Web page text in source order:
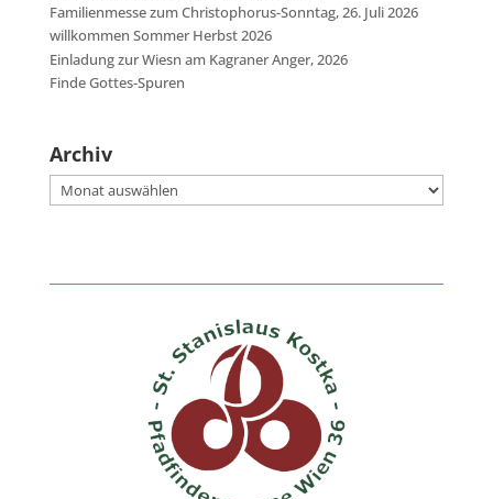
Familienmesse zum Christophorus-Sonntag, 26. Juli 2026
willkommen Sommer Herbst 2026
Einladung zur Wiesn am Kagraner Anger, 2026
Finde Gottes-Spuren
Archiv
Archiv